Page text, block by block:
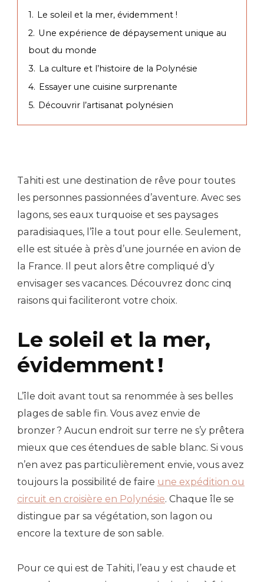
1. Le soleil et la mer, évidemment !
2. Une expérience de dépaysement unique au
bout du monde
3. La culture et l’histoire de la Polynésie
4. Essayer une cuisine surprenante
5. Découvrir l’artisanat polynésien
Tahiti est une destination de rêve pour toutes
les personnes passionnées d’aventure. Avec ses
lagons, ses eaux turquoise et ses paysages
paradisiaques, l’île a tout pour elle. Seulement,
elle est située à près d’une journée en avion de
la France. Il peut alors être compliqué d’y
envisager ses vacances. Découvrez donc cinq
raisons qui faciliteront votre choix.
Le soleil et la mer,
évidemment !
L’île doit avant tout sa renommée à ses belles
plages de sable fin. Vous avez envie de
bronzer ? Aucun endroit sur terre ne s’y prêtera
mieux que ces étendues de sable blanc. Si vous
n’en avez pas particulièrement envie, vous avez
toujours la possibilité de faire une expédition ou
circuit en croisière en Polynésie. Chaque île se
distingue par sa végétation, son lagon ou
encore la texture de son sable.
Pour ce qui est de Tahiti, l’eau y est chaude et